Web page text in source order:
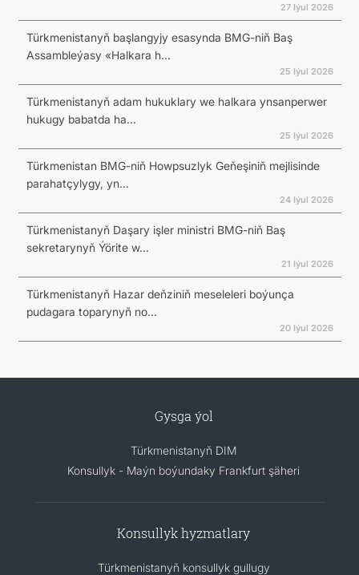
27 Iýul 2026
Türkmenistanyň başlangyjy esasynda BMG-niň Baş
Assambleýasy «Halkara h...
25 Iýul 2026
Türkmenistanyň adam hukuklary we halkara ynsanperwer
hukugy babatda ha...
25 Iýul 2026
Türkmenistan BMG-niň Howpsuzlyk Geňeşiniň mejlisinde
parahatçylygy, yn...
24 Iýul 2026
Türkmenistanyň Daşary işler ministri BMG-niň Baş
sekretarynyň Ýörite w...
21 Iýul 2026
Türkmenistanyň Hazar deňziniň meseleleri boýunça
pudagara toparynyň no...
20 Iýul 2026
Gysga ýol
Türkmenistanyň DIM
Konsullyk - Maýn boýundaky Frankfurt şäheri
Konsullyk hyzmatlary
Türkmenistanyň konsullyk gullugy